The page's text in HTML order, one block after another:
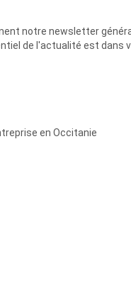
notre newsletter
de l'actualité est dans
en Occitanie